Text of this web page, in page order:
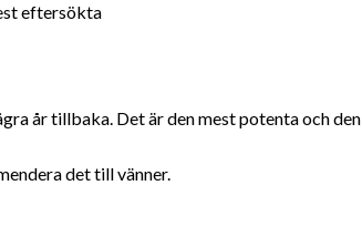
eftersökta
år tillbaka. Det är den mest potenta och den
det till vänner.